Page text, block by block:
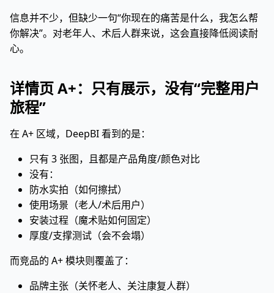
信息并不少，但缺少一句“你现在的痛苦是什么，我怎么帮
你解决”。对老年人、术后人群来说，这会直接降低阅读耐
心。
详情页 A+：只有展示，没有“完整用户
旅程”
在 A+ 区域，DeepBI 看到的是：
只有 3 张图，且都是产品角度/颜色对比
没有：
防水实拍（如何擦拭）
使用场景（老人/术后用户）
安装过程（魔术贴如何固定）
厚度/支撑测试（会不会塌）
而竞品的 A+ 模块则覆盖了：
品牌主张（关怀老人、关注康复人群）